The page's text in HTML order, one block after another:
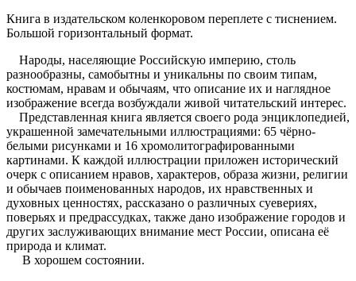
Книга в издательском коленкоровом переплете с тиснением.
Большой горизонтальный формат.
Народы, населяющие Российскую империю, столь
разнообразны, самобытны и уникальны по своим типам,
костюмам, нравам и обычаям, что описание их и наглядное
изображение всегда возбуждали живой читательский интерес.
Представленная книга является своего рода энциклопедией,
украшенной замечательными иллюстрациями: 65 чёрно-
белыми рисунками и 16 хромолитографированными
картинами. К каждой иллюстрации приложен исторический
очерк с описанием нравов, характеров, образа жизни, религии
и обычаев поименованных народов, их нравственных и
духовных ценностях, рассказано о различных суевериях,
поверьях и предрассудках, также дано изображение городов и
других заслуживающих внимание мест России, описана её
природа и климат.
В хорошем состоянии.